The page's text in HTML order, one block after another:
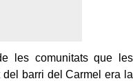
les comunitats que les
barri del Carmel era la